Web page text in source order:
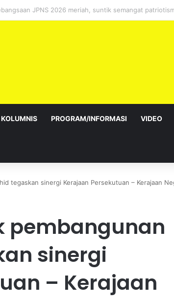
Exco satu amanah besar – Siow Kong Choon
KOLUMNIS PROGRAM/INFORMASI VIDEO
tegaskan sinergi Kerajaan Persekutuan – Kerajaan
pembangunan
sinergi
– Kerajaan